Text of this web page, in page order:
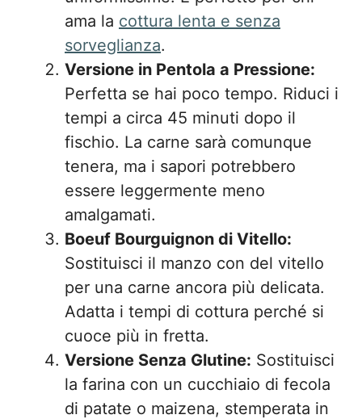
ama la cottura lenta e senza
sorveglianza.
Versione in Pentola a Pressione:
Perfetta se hai poco tempo. Riduci i
tempi a circa 45 minuti dopo il
fischio. La carne sarà comunque
tenera, ma i sapori potrebbero
essere leggermente meno
amalgamati.
Boeuf Bourguignon di Vitello:
Sostituisci il manzo con del vitello
per una carne ancora più delicata.
Adatta i tempi di cottura perché si
cuoce più in fretta.
Versione Senza Glutine: Sostituisci
la farina con un cucchiaio di fecola
di patate o maizena, stemperata in